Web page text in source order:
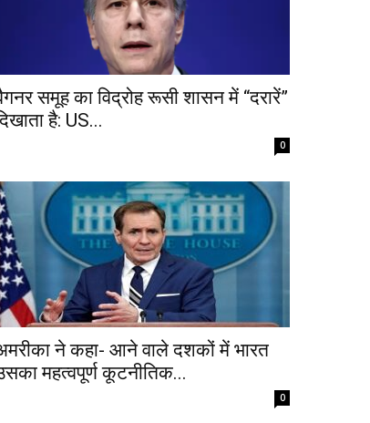
समूह का विद्रोह रूसी शासन में “दरारें”
है: US...
0
ने कहा- आने वाले दशकों में भारत
महत्वपूर्ण कूटनीतिक...
0